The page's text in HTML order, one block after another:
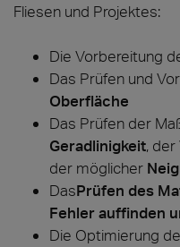
Fliesen und Projektes:
Die Vorbereitung
Das Prüfen und
Oberfläche
Das Prüfen der
Geradlinigkeit, der
der möglicher
DasPrüfen des
Fehler auffinden
Die Optimierung